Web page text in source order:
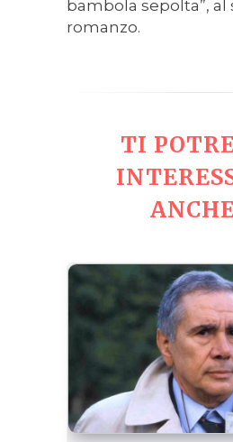
bambola sepolta”,
romanzo.
TI